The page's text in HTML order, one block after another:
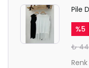
Pile
%5
₺
Renk